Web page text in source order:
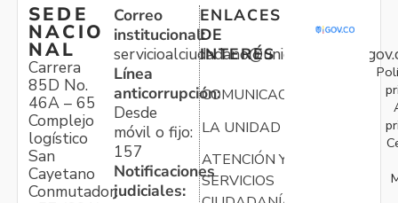
SEDE
NACIO
NAL
Carrera
85D No.
46A – 65
Complejo
logístico
San
Cayetano
Conmutador:
Correo
institucional:
Línea
anticorrupción:
Desde
móvil o fijo:
157
Notificaciones
judiciales:
ENLACES
DE
INTERÉS
COMUNICACIONES
LA UNIDAD
ATENCIÓN Y
SERVICIOS